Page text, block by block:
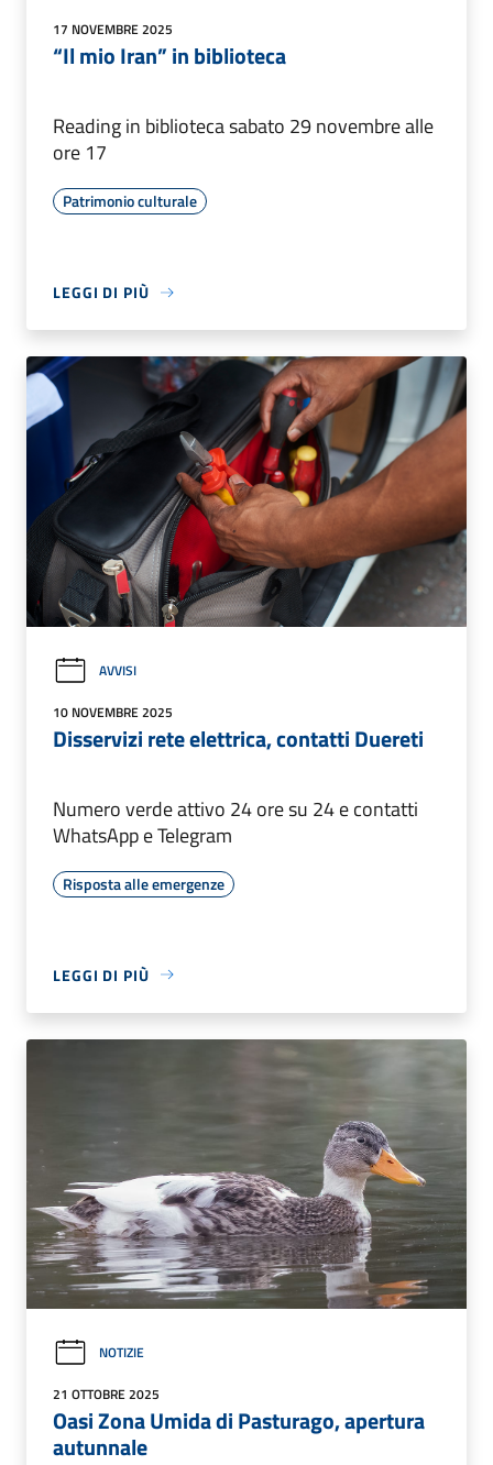
17 NOVEMBRE 2025
“Il mio Iran” in biblioteca
Reading in biblioteca sabato 29 novembre alle
ore 17
Patrimonio culturale
LEGGI DI PIÙ
AVVISI
10 NOVEMBRE 2025
Disservizi rete elettrica, contatti Duereti
Numero verde attivo 24 ore su 24 e contatti
WhatsApp e Telegram
Risposta alle emergenze
LEGGI DI PIÙ
NOTIZIE
21 OTTOBRE 2025
Oasi Zona Umida di Pasturago, apertura
autunnale